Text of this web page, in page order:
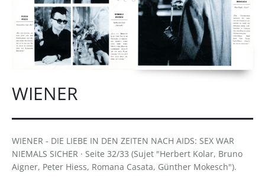
Epoche
WIENER
WIENER - DIE LIEBE IN DEN ZEITEN NACH AIDS: SEX WAR
NIEMALS SICHER · Seite 32/33 (Sujet "Herbert Kolar, Bruno
Aigner, Peter Hiess, Romana Casata, Günther Mokesch").